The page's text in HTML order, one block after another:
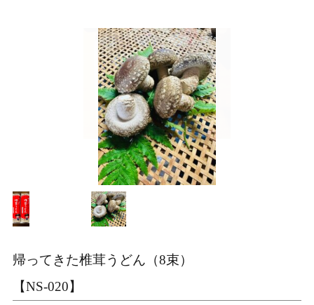
帰ってきた椎茸うどん（8束）
【NS-020】